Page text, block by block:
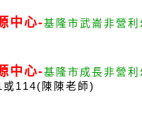
中心-基隆市武崙非營利
中心-基隆市成長非營利
114(陳陳老師)